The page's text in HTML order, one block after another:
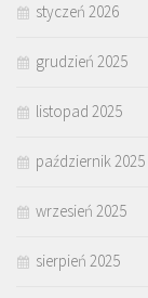
styczeń 2026
grudzień 2025
listopad 2025
październik 2025
wrzesień 2025
sierpień 2025